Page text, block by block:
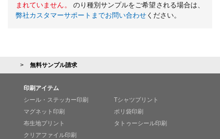
まれていません。
のり種別サンプルをご希望される場合は、
弊社カスタマーサポートまでお問い合わせください。
無料サンプル請求
印刷アイテム
シール・ステッカー印刷
マグネット印刷
布生地プリント
クリアファイル印刷
Tシャツプリント
ポリ袋印刷
タトゥーシール印刷